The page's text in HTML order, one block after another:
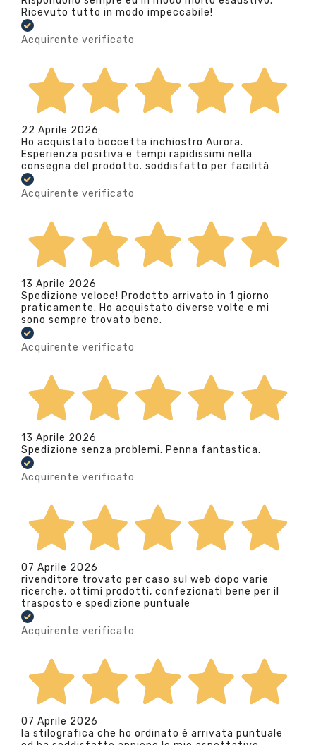
Ricevuto tutto in modo impeccabile!
Acquirente verificato
22 Aprile 2026
Ho acquistato boccetta inchiostro Aurora.
Esperienza positiva e tempi rapidissimi nella
consegna del prodotto. soddisfatto per facilità
Acquirente verificato
13 Aprile 2026
Spedizione veloce! Prodotto arrivato in 1 giorno
praticamente. Ho acquistato diverse volte e mi
sono sempre trovato bene.
Acquirente verificato
13 Aprile 2026
Spedizione senza problemi. Penna fantastica.
Acquirente verificato
07 Aprile 2026
rivenditore trovato per caso sul web dopo varie
ricerche, ottimi prodotti, confezionati bene per il
trasposto e spedizione puntuale
Acquirente verificato
07 Aprile 2026
la stilografica che ho ordinato è arrivata puntuale